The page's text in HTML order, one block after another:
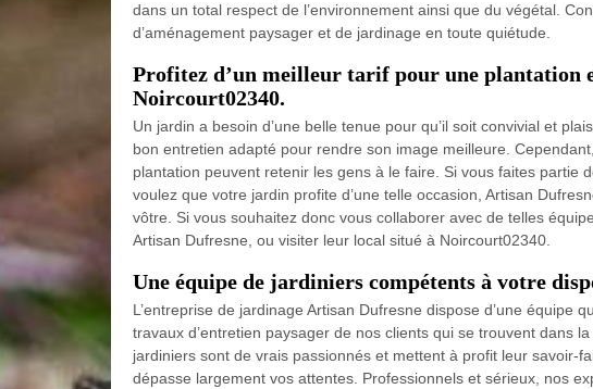
dans un total respect de l’environnement ainsi que du végétal.
d’aménagement paysager et de jardinage en toute quiétude.
Profitez d’un meilleur tarif pour une plantation
Noircourt02340.
Un jardin a besoin d’une belle tenue pour qu’il soit convivial et
bon entretien adapté pour rendre son image meilleure.
plantation peuvent retenir les gens à le faire. Si vous faites partie
voulez que votre jardin profite d’une telle occasion, Artisan
vôtre. Si vous souhaitez donc vous collaborer avec de telles
Artisan Dufresne, ou visiter leur local situé à Noircourt02340.
Une équipe de jardiniers compétents à votre
L’entreprise de jardinage Artisan Dufresne dispose d’une équipe
travaux d’entretien paysager de nos clients qui se trouvent dans
jardiniers sont de vrais passionnés et mettent à profit leur savoir-
dépasse largement vos attentes. Professionnels et sérieux, nos